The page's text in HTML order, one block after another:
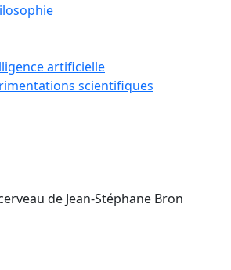
artificielle
scientifiques
de Jean-Stéphane Bron